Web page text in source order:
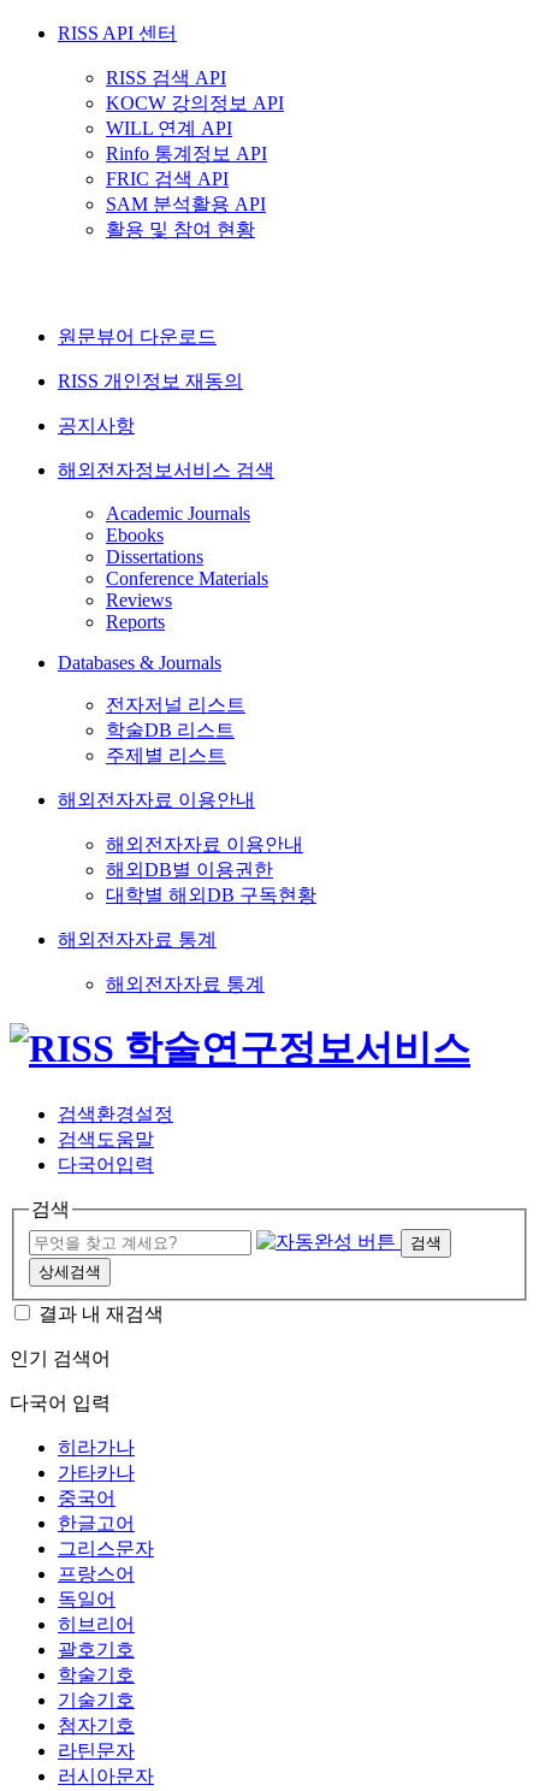
RISS API 센터
RISS 검색 API
KOCW 강의정보 API
WILL 연계 API
Rinfo 통계정보 API
FRIC 검색 API
SAM 분석활용 API
활용 및 참여 현황
원문뷰어 다운로드
RISS 개인정보 재동의
공지사항
해외전자정보서비스 검색
Academic Journals
Ebooks
Dissertations
Conference Materials
Reviews
Reports
Databases & Journals
전자저널 리스트
학술DB 리스트
주제별 리스트
해외전자자료 이용안내
해외전자자료 이용안내
해외DB별 이용권한
대학별 해외DB 구독현황
해외전자자료 통계
해외전자자료 통계
검색환경설정
검색도움말
다국어입력
검색
검색
상세검색
결과 내 재검색
인기 검색어
다국어 입력
히라가나
가타카나
중국어
한글고어
그리스문자
프랑스어
독일어
히브리어
괄호기호
학술기호
기술기호
첨자기호
라틴문자
러시아문자